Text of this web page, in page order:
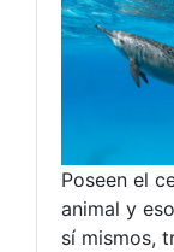
Poseen el
animal y
sí mismos,